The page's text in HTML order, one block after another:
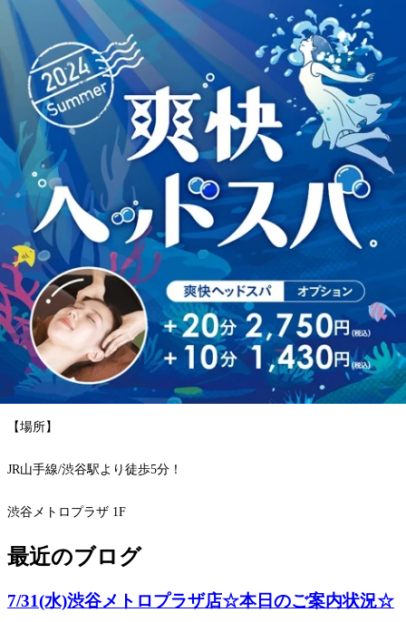
土曜11:00～21:00
日祝 11:00～20:00
※月曜日定休※
＝＝＝＝＝＝＝＝＝＝＝＝＝
【アクセス】
《JR東日本》 山手線、湘南新宿ライン、埼京線
《東急》 東横線、田園都市線
《京王》 井の頭線
《東京メトロ》 銀座線、半蔵門線、副都心線
【場所】
JR山手線/渋谷駅より徒歩5分！
渋谷メトロプラザ 1F
最近のブログ
7/31(水)渋谷メトロプラザ店☆本日のご案内状況☆